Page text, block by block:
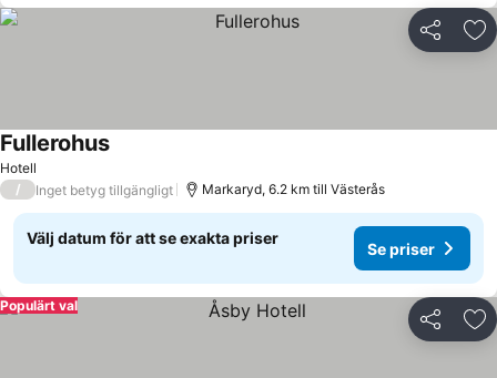
Dela
Hotell
Fullerohus
/ Inget betyg tillgängligt Markaryd, 6.2 km till Västerås
Välj datum för att se exakta priser
Se priser
Dela
Populärt val